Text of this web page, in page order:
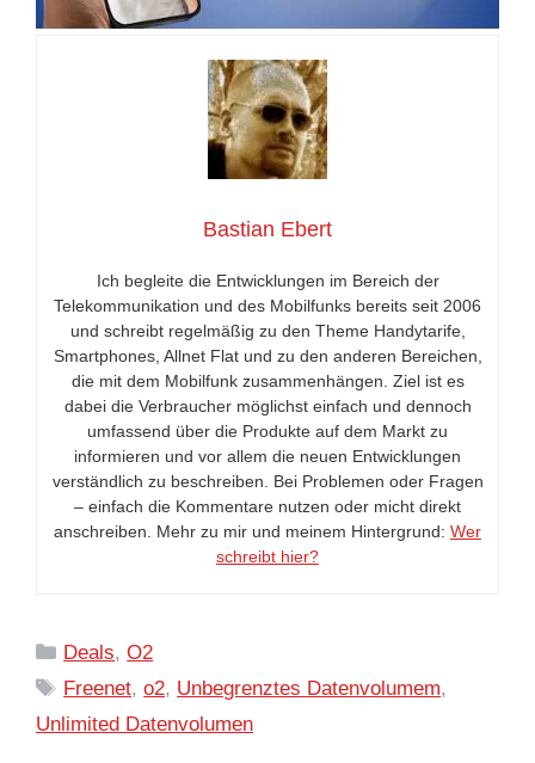
Bastian Ebert
Ich begleite die Entwicklungen im Bereich der
Telekommunikation und des Mobilfunks bereits seit 2006
und schreibt regelmäßig zu den Theme Handytarife,
Smartphones, Allnet Flat und zu den anderen Bereichen,
die mit dem Mobilfunk zusammenhängen. Ziel ist es
dabei die Verbraucher möglichst einfach und dennoch
umfassend über die Produkte auf dem Markt zu
informieren und vor allem die neuen Entwicklungen
verständlich zu beschreiben. Bei Problemen oder Fragen
– einfach die Kommentare nutzen oder micht direkt
anschreiben. Mehr zu mir und meinem Hintergrund: Wer
schreibt hier?
Kategorien
Deals,O2
Schlagwörter
Freenet,o2, Unbegrenztes Datenvolumem,
Unlimited Datenvolumen